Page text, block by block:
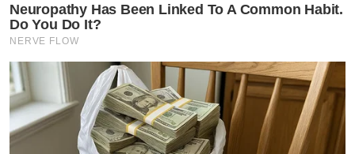
Neuropathy Has Been Linked To A Common Habit.
Do You Do It?
NERVE FLOW